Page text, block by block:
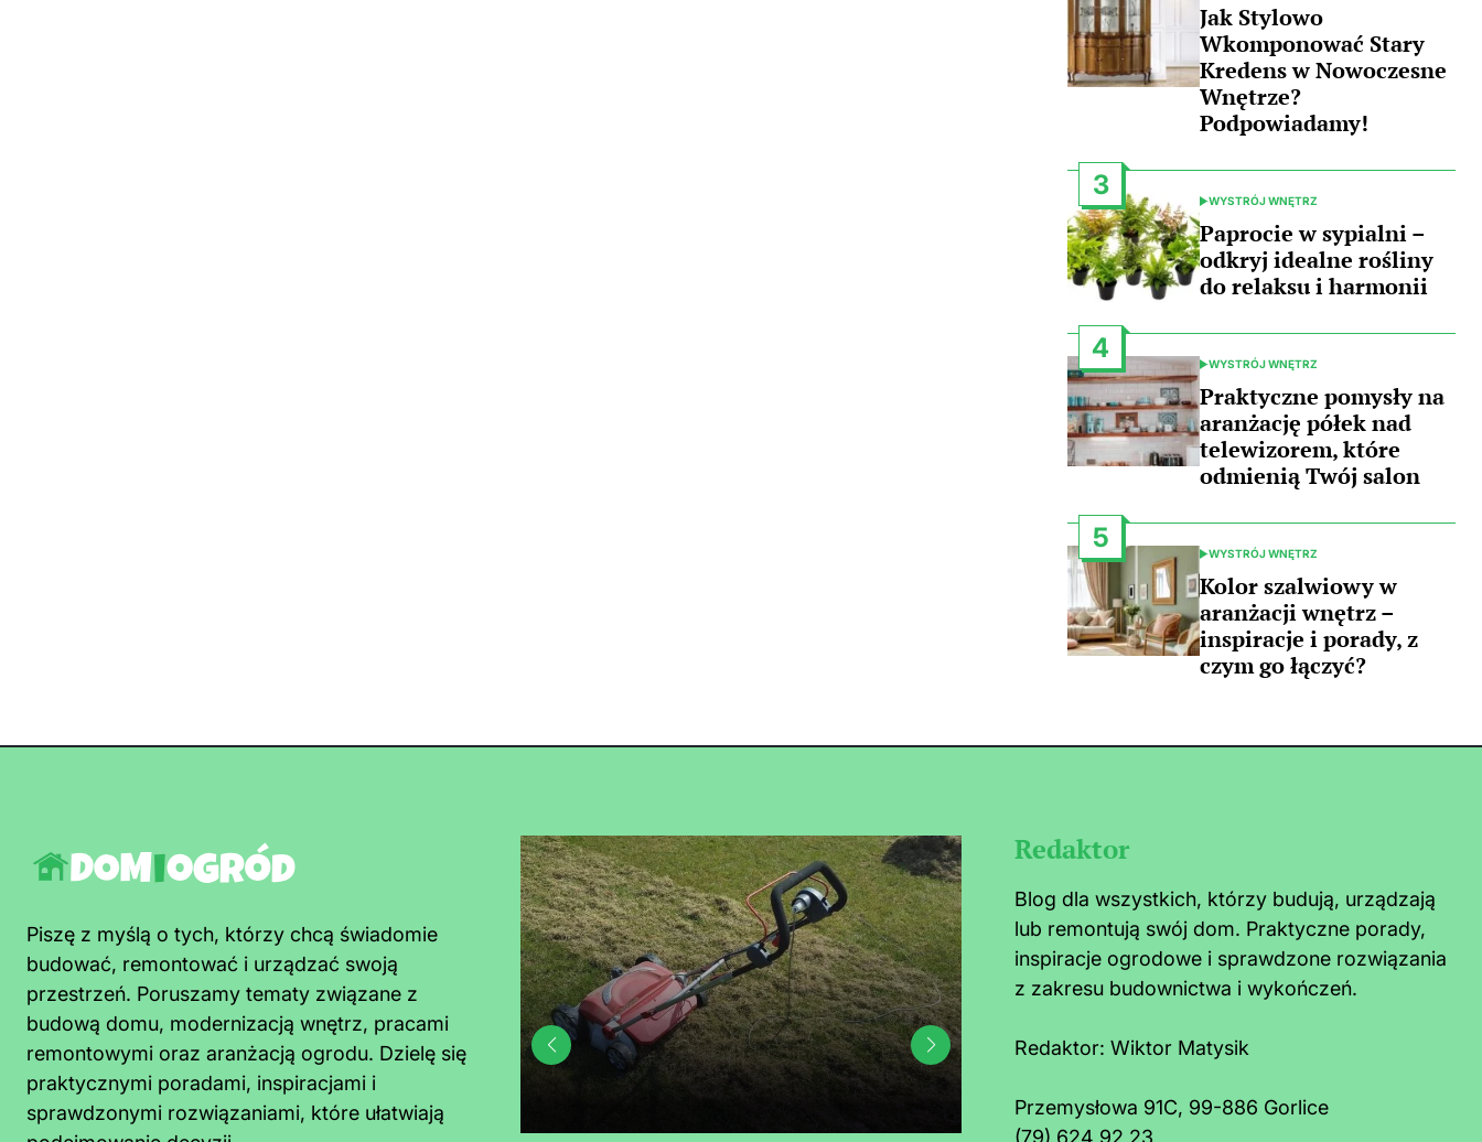
IN
Jak Stylowo
Wkomponować Stary
Kredens w Nowoczesne
Wnętrze?
Podpowiadamy!
3
POSTED
IN
WYSTRÓJ WNĘTRZ
Paprocie w sypialni –
odkryj idealne rośliny
do relaksu i harmonii
4
POSTED
IN
WYSTRÓJ WNĘTRZ
Praktyczne pomysły na
aranżację półek nad
telewizorem, które
odmienią Twój salon
5
POSTED
IN
WYSTRÓJ WNĘTRZ
Kolor szalwiowy w
aranżacji wnętrz –
inspiracje i porady, z
czym go łączyć?
Piszę z myślą o tych, którzy chcą świadomie
budować, remontować i urządzać swoją
przestrzeń. Poruszamy tematy związane z
budową domu, modernizacją wnętrz, pracami
remontowymi oraz aranżacją ogrodu. Dzielę się
praktycznymi poradami, inspiracjami i
sprawdzonymi rozwiązaniami, które ułatwiają
Redaktor
Blog dla wszystkich, którzy budują, urządzają
lub remontują swój dom. Praktyczne porady,
inspiracje ogrodowe i sprawdzone rozwiązania
z zakresu budownictwa i wykończeń.
Redaktor: Wiktor Matysik
Przemysłowa 91C, 99-886 Gorlice
(79) 624 92 23